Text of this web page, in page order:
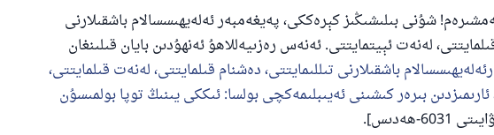
شۇنى بىلىشىڭىز كېرەككى، پەيغەمبەر ئەلەيھىسسالام باشقىلارنى
لەنەت ئېيتمايتتى. ئەنەس رەزىيەللاھۇ ئەنھۇدىن بايان قىلىنغان
باشقىلارنى تىللىمايتتى، دەشنام قىلمايتتى، لەنەت قىلمايتتى،
بىرەر كىشىنى ئەيىبلىمەكچى بولسا: ئىككى يىنىڭ توپا بولمىسۇن
ھەدىس].